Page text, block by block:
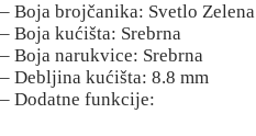
– Boja brojčanika: Svetlo Zelena
– Boja kućišta: Srebrna
– Boja narukvice: Srebrna
– Debljina kućišta: 8.8 mm
– Dodatne funkcije: